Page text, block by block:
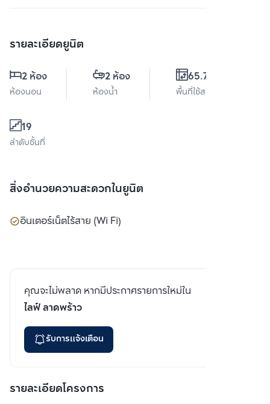
รายละเอียดยูนิต
2 ห้อง
ห้องนอน
2 ห้อง
ห้องน้ำ
65.78 ตร.ม.
พื้นที่ใช้สอย
19
ลำดับชั้นที่
สิ่งอำนวยความสะดวกในยูนิต
อินเตอร์เน็ตไร้สาย (Wi Fi)
คุณจะไม่พลาด หากมีประกาศรายการใหม่ใน
ไลฟ์ ลาดพร้าว
รับการแจ้งเตือน
รายละเอียดโครงการ